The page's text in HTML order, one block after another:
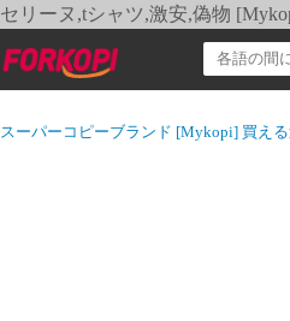
セリーヌ,tシャツ,激安,偽物
スーパーコピーブランド [Mykopi] 買え